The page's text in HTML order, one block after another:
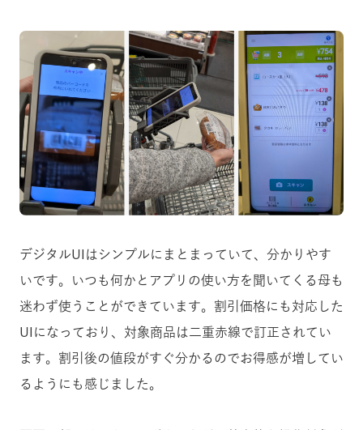
デジタルUIはシンプルにまとまっていて、分かりやす
いです。いつも何かとアプリの使い方を聞いてくる母も
迷わず使うことができています。割引価格にも対応した
UIになっており、対象商品は二重赤線で訂正されてい
ます。割引後の値段がすぐ分かるのでお得感が増してい
るようにも感じました。